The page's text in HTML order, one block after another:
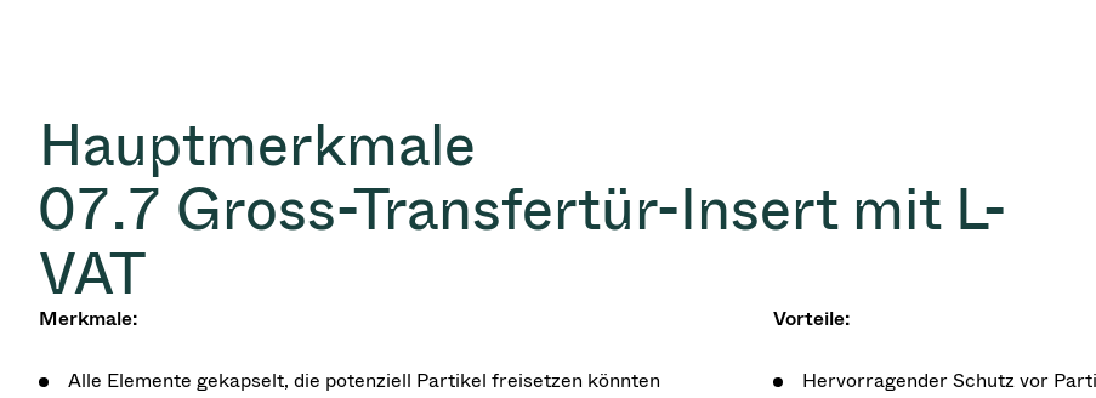
Hauptmerkmale
07.7 Gross-Transfertür-Insert mit L-
VAT
Merkmale:
Alle Elemente gekapselt, die potenziell Partikel freisetzen könnten
Vorteile:
Hervorragender Schutz vor